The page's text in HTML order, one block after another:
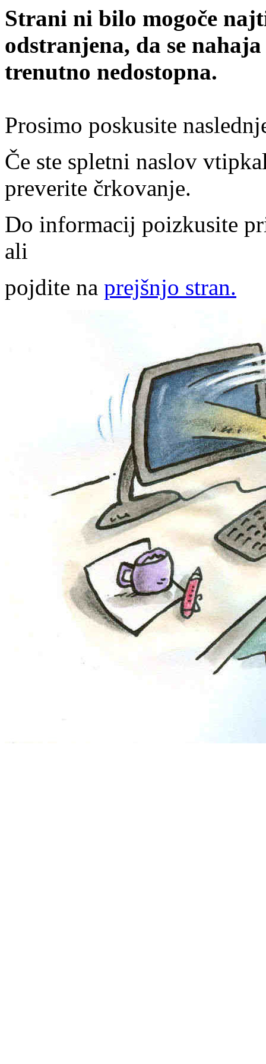
Strani ni bilo mogoče
odstranjena, da se
trenutno nedostopna.
Prosimo poskusite
Če ste spletni naslov
preverite črkovanje.
Do informacij poizkusite
ali
pojdite na prejšnjo stran.